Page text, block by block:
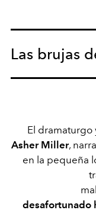
Las brujas
El dramaturgo
Asher Miller,
en la pequeña
desafortunado